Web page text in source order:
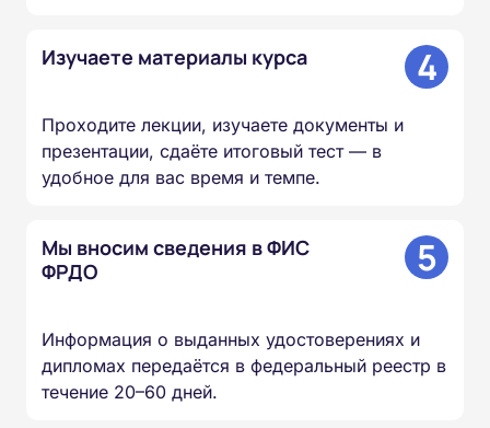
Изучаете материалы курса 4
Проходите лекции, изучаете документы и
презентации, сдаёте итоговый тест — в
удобное для вас время и темпе.
Мы вносим сведения в ФИС
ФРДО
5
Информация о выданных удостоверениях и
дипломах передаётся в федеральный реестр в
течение 20–60 дней.